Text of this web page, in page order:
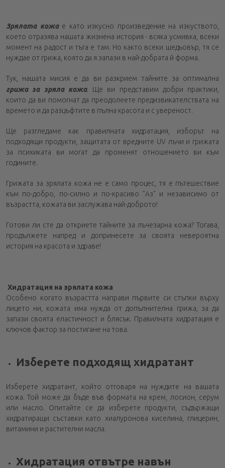
Розово масло - ароматна терапия за кожата
Зелен чай - богат на антиоксиданти
Масло от жожоба - подхранваща и регенерираща
Лавандула - успокояваща и антибактериална
Кисело мляко и мед - природни ексфолианти
Зрялата кожае като изкусно произведение на изкуството,
което отразява нашата жизнена история - всяка усмивка, всеки
момент на радост и тъга е там. Но както всеки шедьовър, тя се
нуждае от грижа, която да я запази в най-добрата й форма.
Тук, нашата мисия е да ви разкрием тайните за оптимална
грижа за зряла кожа. Ще ви представим добри практики,
които да ви помогнат да преодолеете предизвикателствата на
времето и да разцъфтите в пълна красота и с увереност.
Ще разгледаме как правилната хидратация, изборът на
подходящи продукти, защитата от вредните UV лъчи и грижата
за психиката ви могат да променят отношението ви към
годините.
Грижата за зрялата кожа не е само процес, тя е пътешествие
към по-добро, по-силно и по-красиво "Аз" и независимо от
възрастта, кожата ви заслужава най-доброто!
Готови ли сте да откриете тайните за лъчезарна кожа? Тогава,
продължете напред и допринесете за своята невероятна
история на красота и здраве!
Хидратация на зрялата кожа
Особено когато възрастта направи първите си стъпки върху
лицето ни, кожата има нужда от допълнителна грижа, за да
запази своята еластичност и блясък. Правилната хидратация е
ключов фактор за постигане на това.
Изберете подходящ хидратант
Изберете хидратант, който отговаря на нуждите на вашата
кожа. Той може да бъде във формата на крем, лосион, серум
или масло. Опитайте се да изберете продукти, съдържащи
хидратиращи съставки като хиалуронова киселина, глицерин,
витамини и растителни масла.
Хидратация отвътре навън